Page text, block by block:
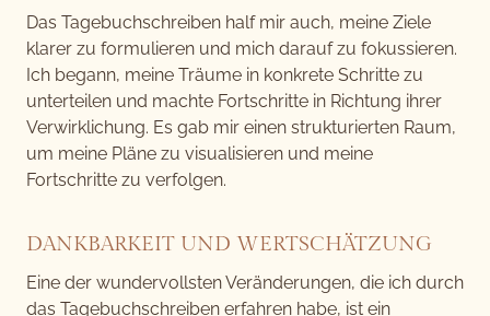
Das Tagebuchschreiben half mir auch, meine Ziele
klarer zu formulieren und mich darauf zu fokussieren.
Ich begann, meine Träume in konkrete Schritte zu
unterteilen und machte Fortschritte in Richtung ihrer
Verwirklichung. Es gab mir einen strukturierten Raum,
um meine Pläne zu visualisieren und meine
Fortschritte zu verfolgen.
DANKBARKEIT UND WERTSCHÄTZUNG
Eine der wundervollsten Veränderungen, die ich durch
das Tagebuchschreiben erfahren habe, ist ein